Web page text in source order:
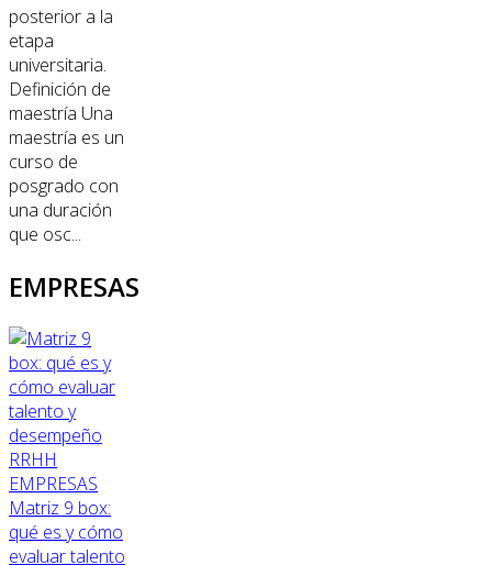
posterior a la
etapa
universitaria.
Definición de
maestría Una
maestría es un
curso de
posgrado con
una duración
que osc...
EMPRESAS
RRHH
EMPRESAS
Matriz 9 box:
qué es y cómo
evaluar talento